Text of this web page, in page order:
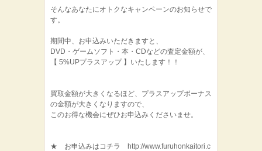
そんなあなたにオトクなキャンペーンのお知らせで
す。
期間中、お申込みいただきますと、
DVD・ゲームソフト・本・CDなどの査定金額が、
【 5%UPプラスアップ 】いたします！！
買取金額が大きくなるほど、プラスアップボーナス
の金額が大きくなりますので、
このお得な機会にぜひお申込みくださいませ。
★ お申込みはコチラ http://www.furuhonkaitori.c